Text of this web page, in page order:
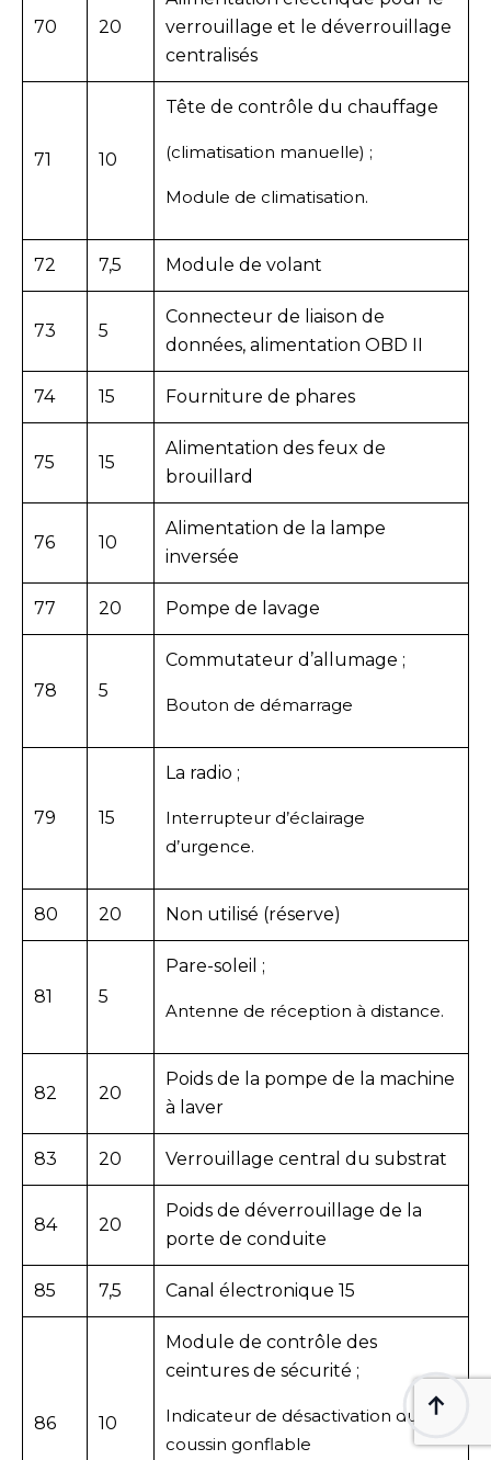
70 20
verrouillage et le déverrouillage
centralisés
71 10
Tête de contrôle du chauffage
(climatisation manuelle) ;
Module de climatisation.
72 7,5 Module de volant
73 5
Connecteur de liaison de
données, alimentation OBD II
74 15 Fourniture de phares
75 15
Alimentation des feux de
brouillard
76 10
Alimentation de la lampe
inversée
77 20 Pompe de lavage
78 5
Commutateur d’allumage ;
Bouton de démarrage
79 15
La radio ;
Interrupteur d’éclairage
d’urgence.
80 20 Non utilisé (réserve)
81 5
Pare-soleil ;
Antenne de réception à distance.
82 20
Poids de la pompe de la machine
à laver
83 20 Verrouillage central du substrat
84 20
Poids de déverrouillage de la
porte de conduite
85 7,5 Canal électronique 15
86 10
Module de contrôle des
ceintures de sécurité ;
Indicateur de désactivation du
coussin gonflable